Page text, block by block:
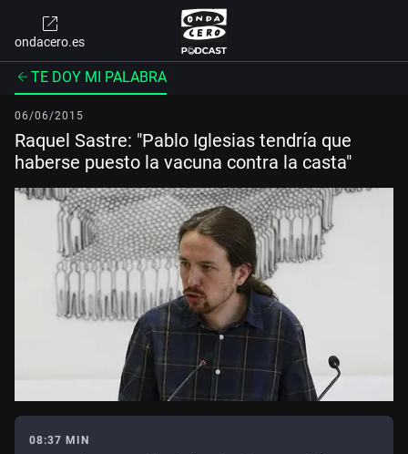
ondacero.es
TE DOY MI PALABRA
06/06/2015
Raquel Sastre: "Pablo Iglesias tendría que
haberse puesto la vacuna contra la casta"
08:37 MIN